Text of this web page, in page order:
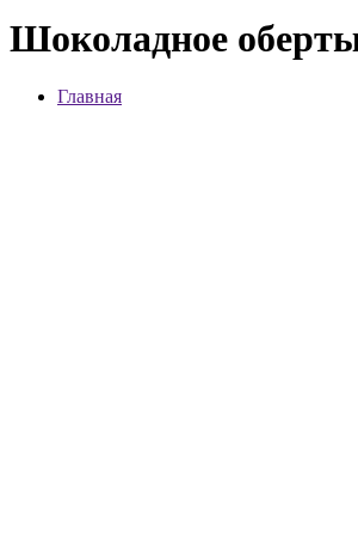
Шоколадное
Главная